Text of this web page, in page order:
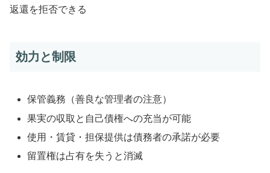
返還を拒否できる
効力と制限
保管義務（善良な管理者の注意）
果実の収取と自己債権への充当が可能
使用・賃貸・担保提供は債務者の承諾が必要
留置権は占有を失うと消滅